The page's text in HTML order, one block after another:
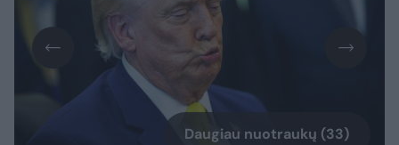
Daugiau nuotraukų (33)